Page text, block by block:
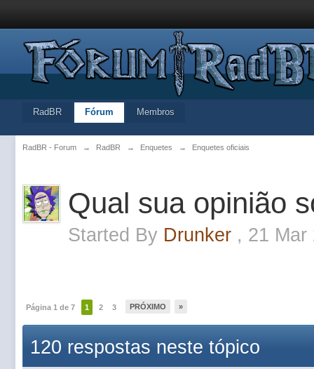
RadBR Fórum Membros
RadBR - Forum → RadBR → Enquetes → Enquetes oficiais
Qual sua opinião
Started By Drunker , 21 Mar
Página 1 de 7 1 2 3 PRÓXIMO »
120 respostas neste tópico